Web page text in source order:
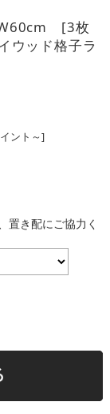
[3枚
ッド格子ラ
ント～]
置き配にご協力く